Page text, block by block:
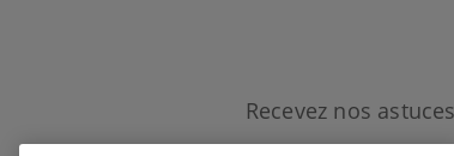
Recevez nos